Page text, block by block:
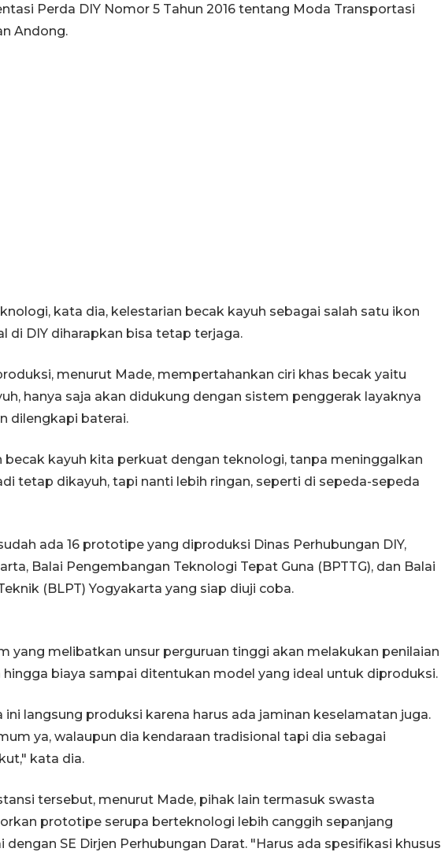
Perda DIY Nomor 5 Tahun 2016 tentang Moda Transportasi
Andong.
kata dia, kelestarian becak kayuh sebagai salah satu ikon
di DIY diharapkan bisa tetap terjaga.
menurut Made, mempertahankan ciri khas becak yaitu
hanya saja akan didukung dengan sistem penggerak layaknya
dilengkapi baterai.
kayuh kita perkuat dengan teknologi, tanpa meninggalkan
tetap dikayuh, tapi nanti lebih ringan, seperti di sepeda-sepeda
ada 16 prototipe yang diproduksi Dinas Perhubungan DIY,
Balai Pengembangan Teknologi Tepat Guna (BPTTG), dan Balai
(BLPT) Yogyakarta yang siap diuji coba.
yang melibatkan unsur perguruan tinggi akan melakukan penilaian
biaya sampai ditentukan model yang ideal untuk diproduksi.
langsung produksi karena harus ada jaminan keselamatan juga.
ya, walaupun dia kendaraan tradisional tapi dia sebagai
kata dia.
tersebut, menurut Made, pihak lain termasuk swasta
prototipe serupa berteknologi lebih canggih sepanjang
dengan SE Dirjen Perhubungan Darat. "Harus ada spesifikasi khusus
Pameran seni rupa karya
seniman neurodivergen